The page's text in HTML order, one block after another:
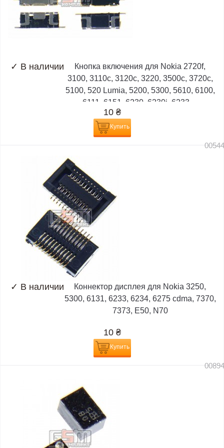
✓ В наличии
Кнопка включения для Nokia 2720f,
3100, 3110c, 3120c, 3220, 3500c, 3720c,
5100, 520 Lumia, 5200, 5300, 5610, 6100,
6111, 6151, 6230, 6230i, 6233,...
10 ₴
Купить
✓ В наличии
Коннектор дисплея для Nokia 3250,
5300, 6131, 6233, 6234, 6275 cdma, 7370,
7373, E50, N70
10 ₴
Купить